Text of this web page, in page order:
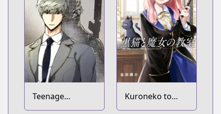
Teenage
Mercenary
Kuroneko to
Majo no